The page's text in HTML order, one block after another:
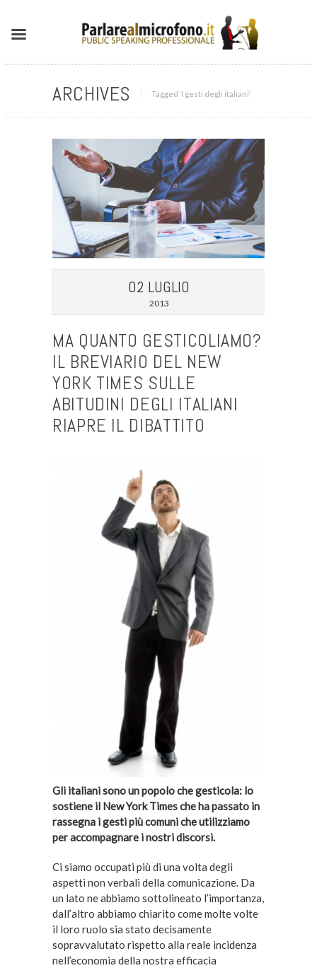
ARCHIVES Tagged ‘I gesti degli italiani‘
02 LUGLIO
2013
MA QUANTO GESTICOLIAMO?
IL BREVIARIO DEL NEW
YORK TIMES SULLE
ABITUDINI DEGLI ITALIANI
RIAPRE IL DIBATTITO
Gli italiani sono un popolo che gesticola: lo
sostiene il New York Times che ha passato in
rassegna i gesti più comuni che utilizziamo
per accompagnare i nostri discorsi.
Ci siamo occupati più di una volta degli
aspetti non verbali della comunicazione. Da
un lato ne abbiamo sottolineato l’importanza,
dall’altro abbiamo chiarito come molte volte
il loro ruolo sia stato decisamente
sopravvalutato rispetto alla reale incidenza
nell’economia della nostra efficacia